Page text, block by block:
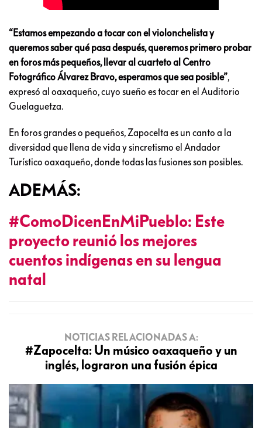
“Estamos empezando a tocar con el violonchelista y
queremos saber qué pasa después, queremos primero probar
en foros más pequeños, llevar al cuarteto al Centro
Fotográfico Álvarez Bravo, esperamos que sea posible”,
expresó al oaxaqueño, cuyo sueño es tocar en el Auditorio
Guelaguetza.
En foros grandes o pequeños, Zapocelta es un canto a la
diversidad que llena de vida y sincretismo el Andador
Turístico oaxaqueño, donde todas las fusiones son posibles.
ADEMÁS:
#ComoDicenEnMiPueblo: Este
proyecto reunió los mejores
cuentos indígenas en su lengua
natal
NOTICIAS RELACIONADAS A:
#Zapocelta: Un músico oaxaqueño y un
inglés, lograron una fusión épica